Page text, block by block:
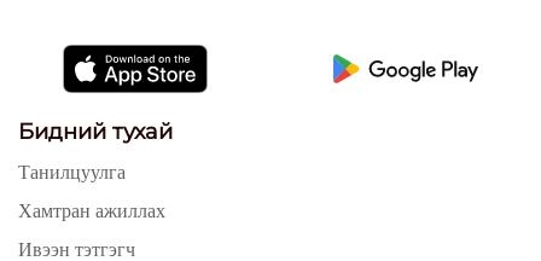
Бидний тухай
Танилцуулга
Хамтран ажиллах
Ивээн тэтгэгч